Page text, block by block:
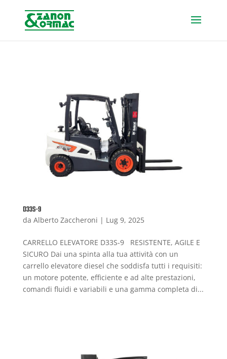
D33S-9
da Alberto Zaccheroni | Lug 9, 2025
CARRELLO ELEVATORE D33S-9 RESISTENTE, AGILE E
SICURO Dai una spinta alla tua attività con un
carrello elevatore diesel che soddisfa tutti i requisiti:
un motore potente, efficiente e ad alte prestazioni,
comandi fluidi e variabili e una gamma completa di...